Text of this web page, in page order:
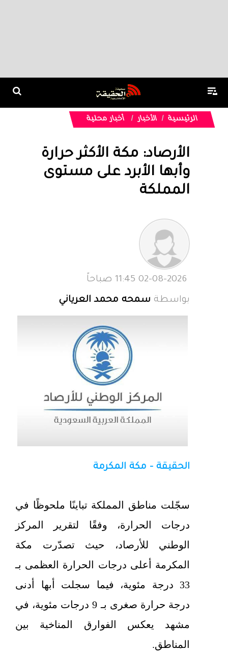
الرئيسية الأخبار أخبار محلية
الأرصاد: مكة الأكثر حرارة
وأبها الأبرد على مستوى
المملكة
بواسطة سمحه محمد العرياني
الحقيقة - مكة المكرمة
سجّلت مناطق المملكة تباينًا ملحوظًا في
درجات الحرارة، وفقًا لتقرير المركز
الوطني للأرصاد، حيث تصدّرت مكة
المكرمة أعلى درجات الحرارة العظمى بـ
33 درجة مئوية، فيما سجلت أبها أدنى
درجة حرارة صغرى بـ 9 درجات مئوية، في
مشهد يعكس الفوارق المناخية بين
المناطق.